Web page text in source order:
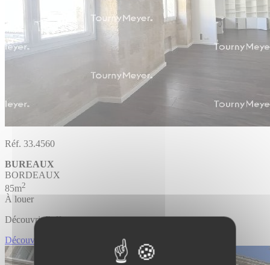
Réf. 33.4560
BUREAUX
BORDEAUX
85m2
À louer
Découvrir l'offre
Découvrir BUREAUX